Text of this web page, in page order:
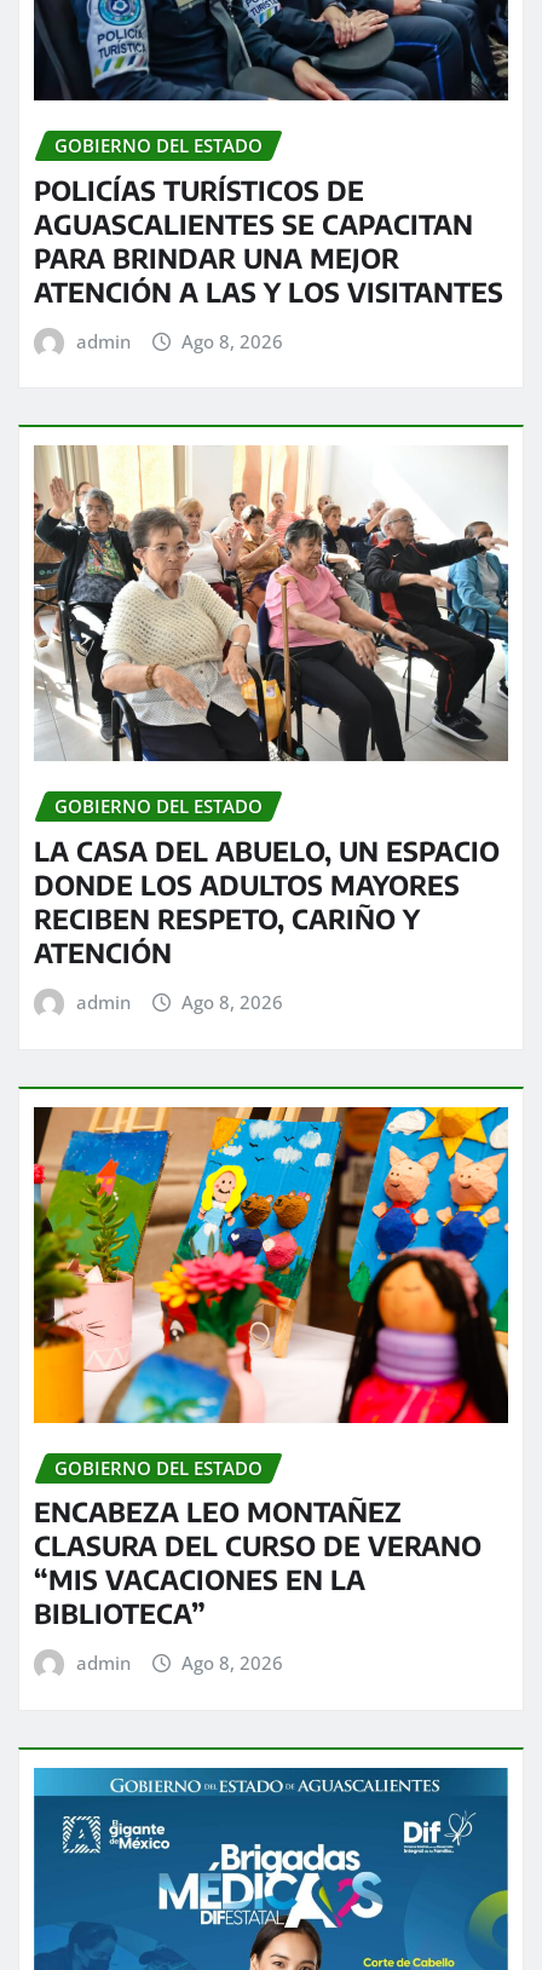
GOBIERNO DEL ESTADO
POLICÍAS TURÍSTICOS DE
AGUASCALIENTES SE CAPACITAN
PARA BRINDAR UNA MEJOR
ATENCIÓN A LAS Y LOS VISITANTES
admin Ago 8, 2026
GOBIERNO DEL ESTADO
LA CASA DEL ABUELO, UN ESPACIO
DONDE LOS ADULTOS MAYORES
RECIBEN RESPETO, CARIÑO Y
ATENCIÓN
admin Ago 8, 2026
GOBIERNO DEL ESTADO
ENCABEZA LEO MONTAÑEZ
CLASURA DEL CURSO DE VERANO
“MIS VACACIONES EN LA
BIBLIOTECA”
admin Ago 8, 2026